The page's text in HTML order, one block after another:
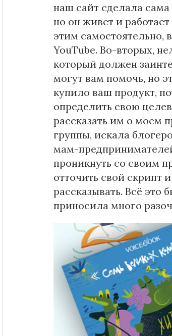
наш сайт сделала
но он живет и
этим самостоятельно,
YouTube. Во-вторых,
который должен
могут вам помочь, но
купило ваш продукт,
определить свою
рассказать им о моем
группы, искала
мам-
проникнуть со своим
отточить свой скрипт
рассказывать. Всё это
приносила много